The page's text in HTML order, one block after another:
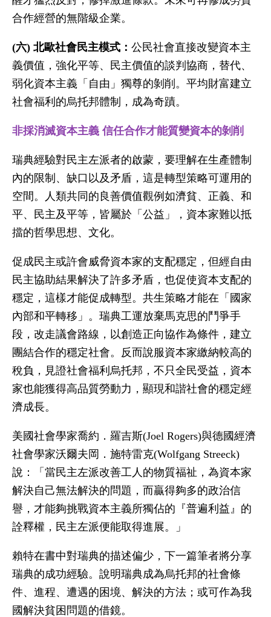
合作經營的無階級企業。
(六) 北歐社會民主模式： 公民社會直接改變資本主
義價值，強化平等、民主價值的談判協商，替代、
弱化資本主義「自由」獨尊的剝削。平均財富建立
社會福利的烏托邦體制，成為奇蹟。
非採消滅資本主義 信任合作才能質變資本的剝削
瑞典經驗對民主左派者的啟蒙，要理解在生產體制
內的限制、缺口以及矛盾，這是轉型策略可運用的
空間。人類共同的良善價值觀例如濟貧、正義、和
平、民主及平等，皆屬於「公益」，資本家難以抵
擋的哲學思想、文化。
促成民主或許會威脅資本家的支配穩定，但經自由
民主協助結果解決了許多矛盾，也促使資本支配的
穩定，這樣才能促成轉型。共生策略才能在「國家
內部和平轉移」。瑞典工運放棄馬克思的鬥爭手
段，改走議會路線，以創造正向協作為條件，建立
團結合作的穩定社會。反而說服資本家繳納較高的
稅負，見證社會福利烏托邦，不只全民受益，資本
家也能獲得高品質勞動力，顯現和諧社會的穩定經
濟成長。
美國社會學家喬約．羅吉斯(Joel Rogers)與德國經濟
社會學家沃爾夫岡．施特雷克(Wolfgang Streeck)
說：「當民主左派改善工人的物質福祉，為資本家
解決自己無法解決的問題，而贏得夠多的政治信
譽，才能夠挑戰資本主義所獨佔的『普遍利益』的
詮釋權，民主左派便能取得進展。」
賴特在書中對瑞典的描述偏少，下一篇筆者將分享
瑞典的成功經驗。說明瑞典成為烏托邦的社會條
件、進程、遭遇的困境、解決的方法；或可作為我
國解決貧困問題的借鏡。